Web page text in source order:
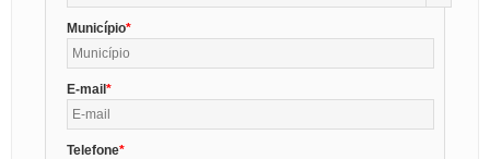
Município
E-mail
Telefone